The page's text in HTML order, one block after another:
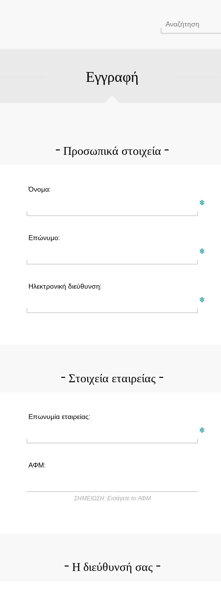
Εγγραφή
Προσωπικά στοιχεία
Όνομα:
*
Επώνυμο:
*
Ηλεκτρονική διεύθυνση:
*
Στοιχεία εταιρείας
Επωνυμία εταιρείας:
*
ΑΦΜ:
ΣΗΜΕΙΩΣΗ: Εισάγετε το ΑΦΜ
Η διεύθυνσή σας